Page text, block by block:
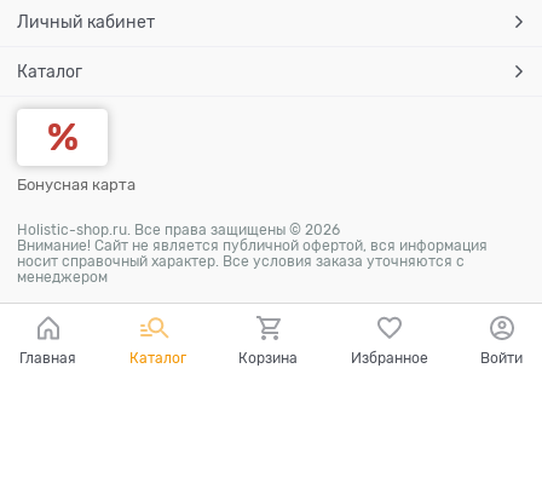
Личный кабинет
Каталог
Бонусная карта
Holistic-shop.ru. Все права защищены © 2026
Внимание! Сайт не является публичной офертой, вся информация
носит справочный характер. Все условия заказа уточняются с
менеджером
Главная Каталог Корзина Избранное Войти